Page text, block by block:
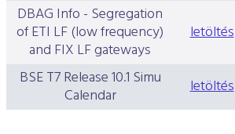
DBAG Info - Segregation
of ETI LF (low frequency)
and FIX LF gateways
letöltés
BSE T7 Release 10.1 Simu
Calendar letöltés